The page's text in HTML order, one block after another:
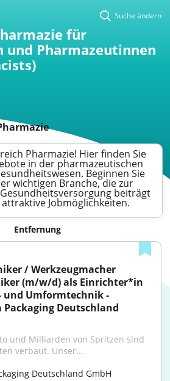
Suche ändern
für
und Pharmazeutinnen
Pharmazie! Hier finden Sie
in der pharmazeutischen
Beginnen Sie
wichtigen Branche, die zur
beiträgt
Jobmöglichkeiten.
Entfernung
/ Werkzeugmacher
(m/w/d) als Einrichter*in
und Umformtechnik -
Deutschland
und Milliarden von Spritzen sind
verbaut. Unser...
Deutschland GmbH